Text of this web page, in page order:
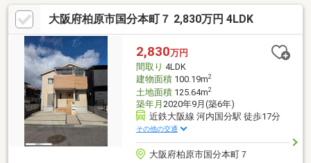
お客様第一主義の『エステートランナー』にお問い合わせくださ
い♪
大阪府柏原市国分本町７ 2,830万円 4LDK
2,830万円
間取り 4LDK
建物面積100.19m2
土地面積125.64m2
築年月 2020年9月(築6年)
近鉄大阪線 河内国分駅 徒歩17分
その他の交通
大阪府柏原市国分本町７